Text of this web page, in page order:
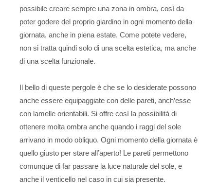
possibile creare sempre una zona in ombra, così da
poter godere del proprio giardino in ogni momento della
giornata, anche in piena estate. Come potete vedere,
non si tratta quindi solo di una scelta estetica, ma anche
di una scelta funzionale.
Il bello di queste pergole è che se lo desiderate possono
anche essere equipaggiate con delle pareti, anch’esse
con lamelle orientabili. Si offre così la possibilità di
ottenere molta ombra anche quando i raggi del sole
arrivano in modo obliquo. Ogni momento della giornata è
quello giusto per stare all’aperto! Le pareti permettono
comunque di far passare la luce naturale del sole, e
anche il venticello nel caso in cui sia presente.